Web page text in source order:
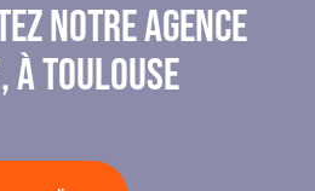
NOTRE AGENCE
À TOULOUSE